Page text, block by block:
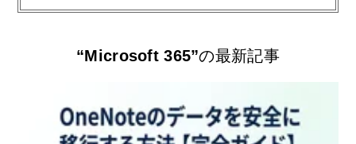
“Microsoft 365”の最新記事